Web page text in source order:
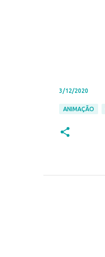
3/12/2020
ANIMAÇÃO